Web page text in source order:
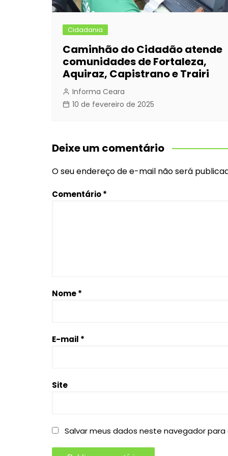
Cidadania
Caminhão do Cidadão atende
comunidades de Fortaleza,
Aquiraz, Capistrano e Trairi
Informa Ceara
10 de fevereiro de 2025
Deixe um comentário
O seu endereço de e-mail não será
Comentário*
Nome*
E-mail *
Site
Salvar meus dados neste navegador